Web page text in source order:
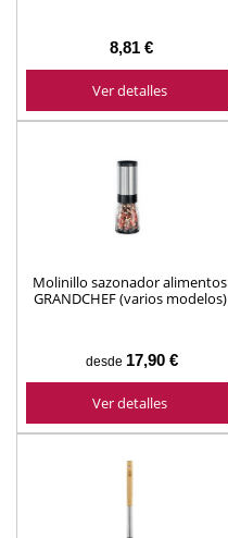
8,81 €
Ver detalles
Molinillo sazonador alimentos
GRANDCHEF (varios modelos)
desde 17,90 €
Ver detalles